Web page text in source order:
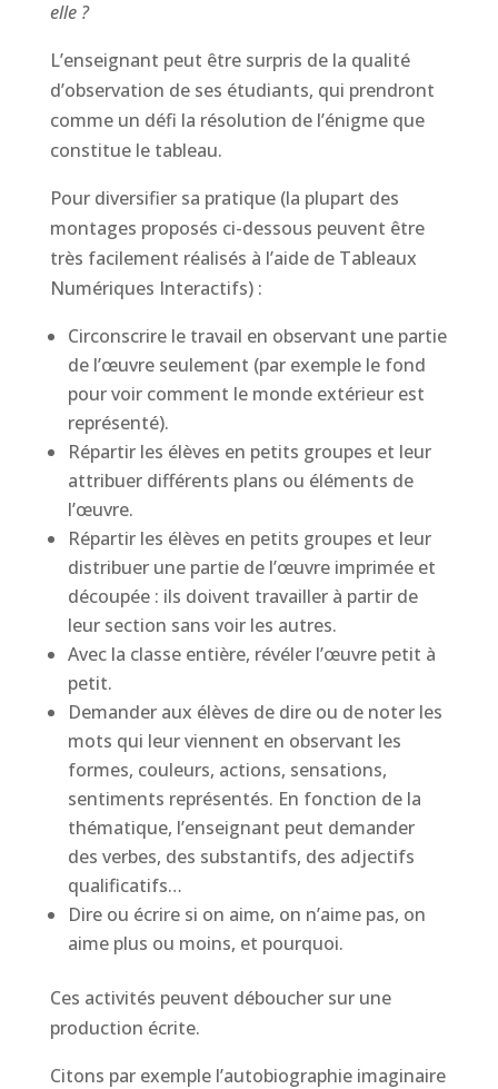
elle ?
L’enseignant peut être surpris de la qualité
d’observation de ses étudiants, qui prendront
comme un défi la résolution de l’énigme que
constitue le tableau.
Pour diversifier sa pratique (la plupart des
montages proposés ci-dessous peuvent être
très facilement réalisés à l’aide de Tableaux
Numériques Interactifs) :
Circonscrire le travail en observant une partie
de l’œuvre seulement (par exemple le fond
pour voir comment le monde extérieur est
représenté).
Répartir les élèves en petits groupes et leur
attribuer différents plans ou éléments de
l’œuvre.
Répartir les élèves en petits groupes et leur
distribuer une partie de l’œuvre imprimée et
découpée : ils doivent travailler à partir de
leur section sans voir les autres.
Avec la classe entière, révéler l’œuvre petit à
petit.
Demander aux élèves de dire ou de noter les
mots qui leur viennent en observant les
formes, couleurs, actions, sensations,
sentiments représentés. En fonction de la
thématique, l’enseignant peut demander
des verbes, des substantifs, des adjectifs
qualificatifs…
Dire ou écrire si on aime, on n’aime pas, on
aime plus ou moins, et pourquoi.
Ces activités peuvent déboucher sur une
production écrite.
Citons par exemple l’autobiographie imaginaire